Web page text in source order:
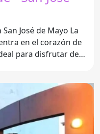
José de Mayo La
en el corazón de
para disfrutar de